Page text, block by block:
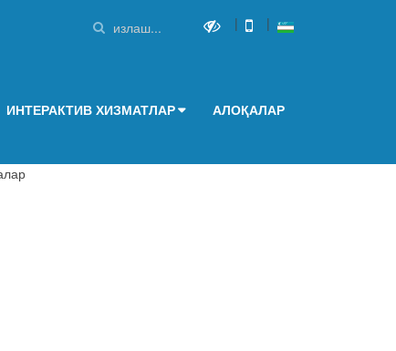
| |
ИНТЕРАКТИВ ХИЗМАТЛАР АЛОҚАЛАР